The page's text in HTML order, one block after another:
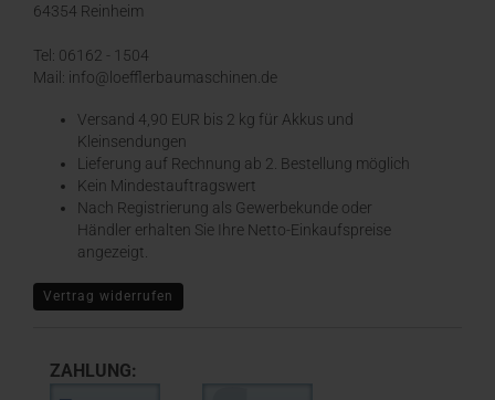
64354 Reinheim
Tel: 06162 - 1504
Mail: info@loefflerbaumaschinen.de
Versand 4,90 EUR bis 2 kg für Akkus und
Kleinsendungen
​Lieferung auf Rechnung ab 2. Bestellung möglich
Kein Mindestauftragswert
Nach Registrierung als Gewerbekunde oder
Händler erhalten Sie Ihre Netto-Einkaufspreise
angezeigt.
Vertrag widerrufen
ZAHLUNG: